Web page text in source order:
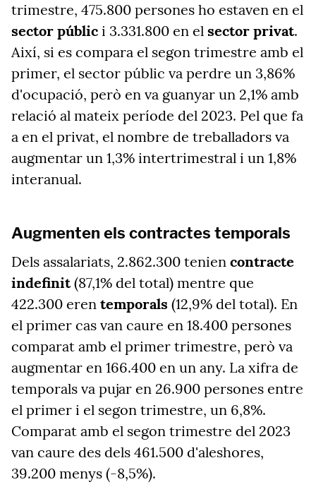
trimestre, 475.800 persones ho estaven en el
sector públic i 3.331.800 en el sector privat.
Així, si es compara el segon trimestre amb el
primer, el sector públic va perdre un 3,86%
d'ocupació, però en va guanyar un 2,1% amb
relació al mateix període del 2023. Pel que fa
a en el privat, el nombre de treballadors va
augmentar un 1,3% intertrimestral i un 1,8%
interanual.
Augmenten els contractes temporals
Dels assalariats, 2.862.300 tenien contracte
indefinit(87,1% del total) mentre que
422.300 eren temporals (12,9% del total). En
el primer cas van caure en 18.400 persones
comparat amb el primer trimestre, però va
augmentar en 166.400 en un any. La xifra de
temporals va pujar en 26.900 persones entre
el primer i el segon trimestre, un 6,8%.
Comparat amb el segon trimestre del 2023
van caure des dels 461.500 d'aleshores,
39.200 menys (-8,5%).